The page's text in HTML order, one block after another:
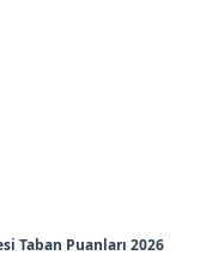
Taban Puanları 2026